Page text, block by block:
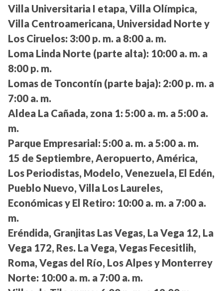
Villa Universitaria I etapa, Villa Olímpica,
Villa Centroamericana, Universidad Norte y
Los Ciruelos: 3:00 p. m. a 8:00 a. m.
Loma Linda Norte (parte alta): 10:00 a. m. a
8:00 p. m.
Lomas de Toncontín (parte baja): 2:00 p. m. a
7:00 a. m.
Aldea La Cañada, zona 1: 5:00 a. m. a 5:00 a.
m.
Parque Empresarial: 5:00 a. m. a 5:00 a. m.
15 de Septiembre, Aeropuerto, América,
Los Periodistas, Modelo, Venezuela, El Edén,
Pueblo Nuevo, Villa Los Laureles,
Económicas y El Retiro: 10:00 a. m. a 7:00 a.
m.
Eréndida, Granjitas Las Vegas, La Vega 12, La
Vega 172, Res. La Vega, Vegas Fecesitlih,
Roma, Vegas del Río, Los Alpes y Monterrey
Norte: 10:00 a. m. a 7:00 a. m.